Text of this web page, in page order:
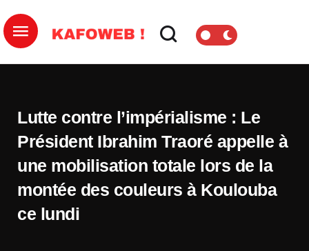
Lutte contre l’impérialisme : Le
Président Ibrahim Traoré appelle à
une mobilisation totale lors de la
montée des couleurs à Koulouba
ce lundi